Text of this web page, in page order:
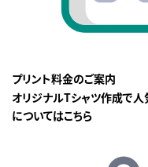
プリント料金のご案内
オリジナルTシャツ作成で
についてはこちら